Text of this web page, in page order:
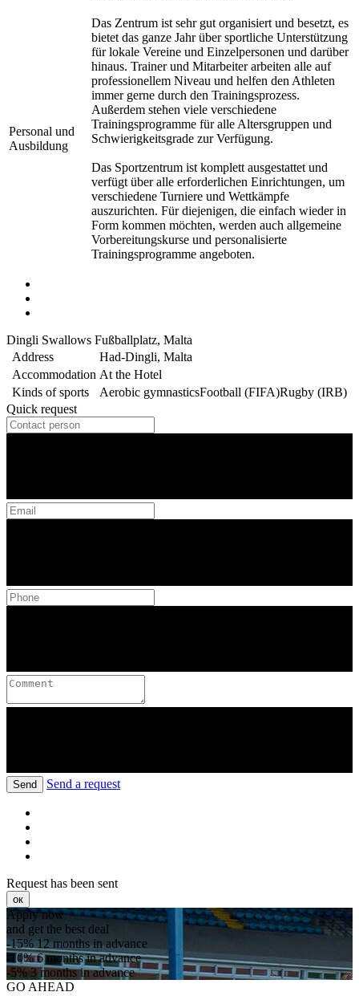
Personal und
Ausbildung
Das Zentrum ist sehr gut organisiert und besetzt, es
bietet das ganze Jahr über sportliche Unterstützung
für lokale Vereine und Einzelpersonen und darüber
hinaus. Trainer und Mitarbeiter arbeiten alle auf
professionellem Niveau und helfen den Athleten
immer gerne durch den Trainingsprozess.
Außerdem stehen viele verschiedene
Trainingsprogramme für alle Altersgruppen und
Schwierigkeitsgrade zur Verfügung.
Das Sportzentrum ist komplett ausgestattet und
verfügt über alle erforderlichen Einrichtungen, um
verschiedene Turniere und Wettkämpfe
auszurichten. Für diejenigen, die einfach wieder in
Form kommen möchten, werden auch allgemeine
Vorbereitungskurse und personalisierte
Trainingsprogramme angeboten.
Dingli Swallows Fußballplatz, Malta
Address
Had-Dingli, Malta
Accommodation At the Hotel
Kinds of sports
Aerobic gymnasticsFootball (FIFA)Rugby (IRB)
Quick request
Send Send a request
Request has been sent
ок
Apply now
and get the best deal
-15%12 months in advance
-10%6 months in advance
-5%3 months in advance
GO AHEAD